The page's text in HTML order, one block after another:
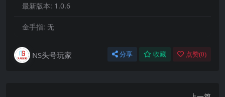
最新版本: 1.0.6
金手指: 无
NS头号玩家 分享 收藏 点赞(0)